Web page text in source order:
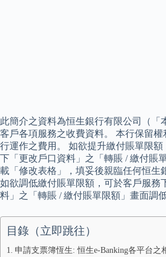
此簡介之資料為恒生銀行有限公司（「
客戶各項服務之收費資料。 本行保留權
行運作之費用。 如欲提升繳付賬單限額
下「更改戶口資料」之「轉賬 / 繳付賬
載「修改表格」，填妥後親臨任何恒生
如欲調低繳付賬單限額，可於客戶服務
料」之「轉賬 / 繳付賬單限額」畫面調
目錄（立即跳往）
申請支票簿恆生: 恒生e-Banking各平台之